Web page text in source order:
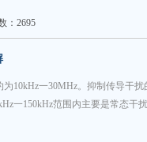
：2695
10kHz一30MHz。抑制传导干扰
一150kHz范围内主要是常态干